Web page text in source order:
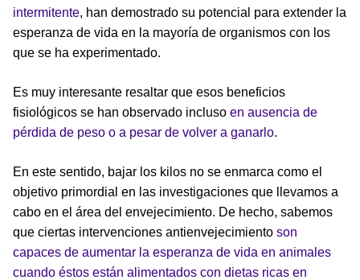
intermitente, han demostrado su potencial para extender la
esperanza de vida en la mayoría de organismos con los
que se ha experimentado.
Es muy interesante resaltar que esos beneficios
fisiológicos se han observado incluso en ausencia de
pérdida de peso o a pesar de volver a ganarlo.
En este sentido, bajar los kilos no se enmarca como el
objetivo primordial en las investigaciones que llevamos a
cabo en el área del envejecimiento. De hecho, sabemos
que ciertas intervenciones antienvejecimiento son
capaces de aumentar la esperanza de vida en animales
cuando éstos están alimentados con dietas ricas en